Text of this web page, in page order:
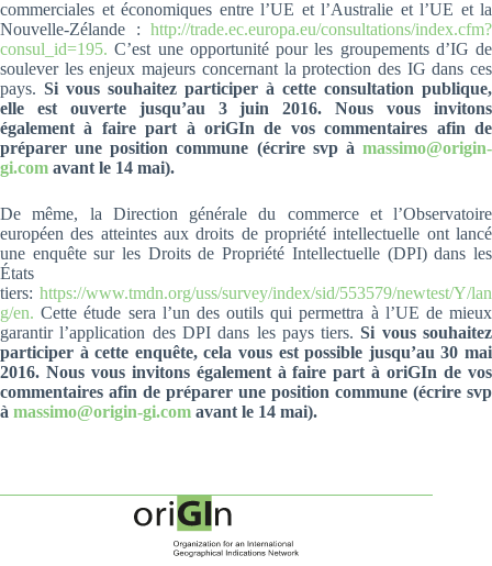
commerciales et économiques entre l’UE et l’Australie et l’UE et la
Nouvelle-Zélande : http://trade.ec.europa.eu/consultations/index.cfm?
consul_id=195. C’est une opportunité pour les groupements d’IG de
soulever les enjeux majeurs concernant la protection des IG dans ces
pays. Si vous souhaitez participer à cette consultation publique,
elle est ouverte jusqu’au 3 juin 2016. Nous vous invitons
également à faire part à oriGIn de vos commentaires afin de
préparer une position commune (écrire svp à massimo@origin-
gi.com avant le 14 mai).
De même, la Direction générale du commerce et l’Observatoire
européen des atteintes aux droits de propriété intellectuelle ont lancé
une enquête sur les Droits de Propriété Intellectuelle (DPI) dans les
États
tiers: https://www.tmdn.org/uss/survey/index/sid/553579/newtest/Y/lan
g/en. Cette étude sera l’un des outils qui permettra à l’UE de mieux
garantir l’application des DPI dans les pays tiers.Si vous souhaitez
participer à cette enquête, cela vous est possible jusqu’au 30 mai
2016. Nous vous invitons également à faire part à oriGIn de vos
commentaires afin de préparer une position commune (écrire svp
à massimo@origin-gi.com avant le 14 mai).